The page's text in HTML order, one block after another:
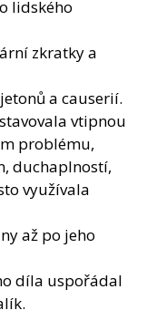
lidského
zkratky a
a causerií.
vtipnou
problému,
duchaplností,
využívala
až po jeho
díla uspořádal